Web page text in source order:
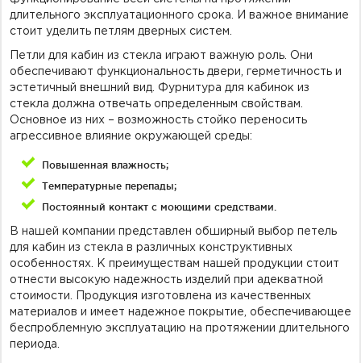
длительного эксплуатационного срока. И важное внимание
стоит уделить петлям дверных систем.
Петли для кабин из стекла играют важную роль. Они
обеспечивают функциональность двери, герметичность и
эстетичный внешний вид. Фурнитура для кабинок из
стекла должна отвечать определенным свойствам.
Основное из них – возможность стойко переносить
агрессивное влияние окружающей среды:
Повышенная влажность;
Температурные перепады;
Постоянный контакт с моющими средствами.
В нашей компании представлен обширный выбор петель
для кабин из стекла в различных конструктивных
особенностях. К преимуществам нашей продукции стоит
отнести высокую надежность изделий при адекватной
стоимости. Продукция изготовлена из качественных
материалов и имеет надежное покрытие, обеспечивающее
беспроблемную эксплуатацию на протяжении длительного
периода.